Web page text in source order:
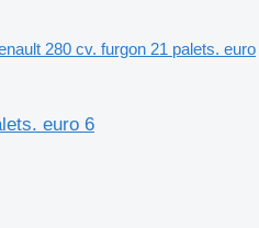
280 cv. furgon 21 palets. euro
euro 6